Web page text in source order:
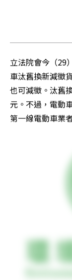
立法院會今（29
車汰舊換新減徵
也可減徵。汰舊
元。不過，電動
第一線電動車業